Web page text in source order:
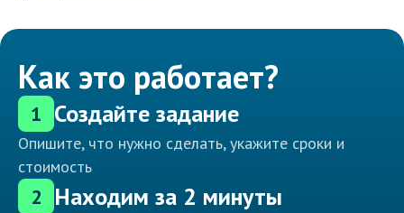
Как это работает?
1 Создайте задание
Опишите, что нужно сделать, укажите сроки и
стоимость
2 Находим за 2 минуты